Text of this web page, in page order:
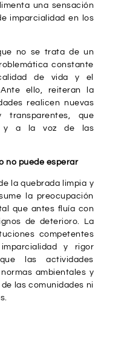
una sensación
imparcialidad en los
no se trata de un
constante
de vida y el
ello, reiteran la
realicen nuevas
transparentes, que
y a la voz de las
no puede esperar
la quebrada limpia y
la preocupación
que antes fluía con
de deterioro. La
competentes
y rigor
las actividades
ambientales y
las comunidades ni